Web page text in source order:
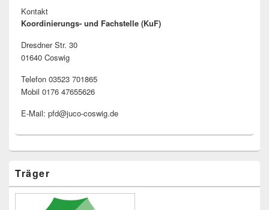
Kontakt
Koordinierungs- und Fachstelle (KuF)
Dresdner Str. 30
01640 Coswig
Telefon 03523 701865
Mobil 0176 47655626
E-Mail: pfd@juco-coswig.de
Träger